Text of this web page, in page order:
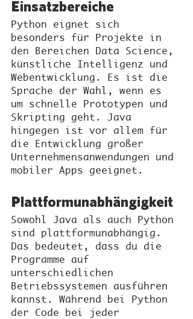
Einsatzbereiche
Python eignet sich
besonders für Projekte in
den Bereichen Data Science,
künstliche Intelligenz und
Webentwicklung. Es ist die
Sprache der Wahl, wenn es
um schnelle Prototypen und
Skripting geht. Java
hingegen ist vor allem für
die Entwicklung großer
Unternehmensanwendungen und
mobiler Apps geeignet.
Plattformunabhängigkeit
Sowohl Java als auch Python
sind plattformunabhängig.
Das bedeutet, dass du die
Programme auf
unterschiedlichen
Betriebssystemen ausführen
kannst. Während bei Python
der Code bei jeder